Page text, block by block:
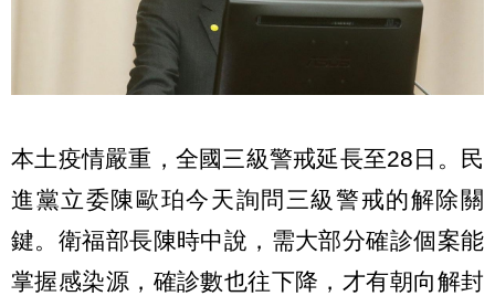
本土疫情嚴重，全國三級警戒延長至28日。民
進黨立委陳歐珀今天詢問三級警戒的解除關
鍵。衛福部長陳時中說，需大部分確診個案能
掌握感染源，確診數也往下降，才有朝向解封